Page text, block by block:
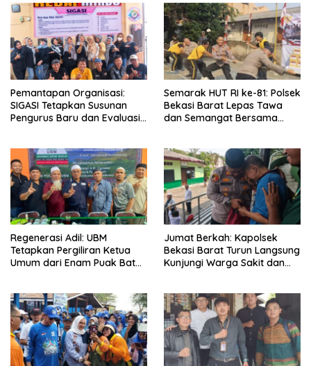
Pemantapan Organisasi:
SIGASI Tetapkan Susunan
Pengurus Baru dan Evaluasi
Semarak HUT RI ke-81: Polsek
Bekasi Barat Lepas Tawa
dan Semangat Bersama
Regenerasi Adil: UBM
Tetapkan Pergiliran Ketua
Umum dari Enam Puak Batak
Jumat Berkah: Kapolsek
Bekasi Barat Turun Langsung
Kunjungi Warga Sakit dan